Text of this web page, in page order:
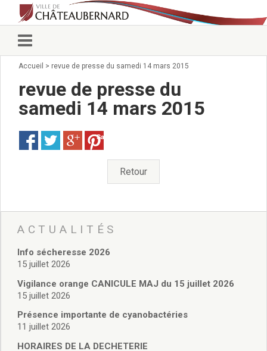
Vie municipale
Conseillers municipaux
Commissions 2026
Arrêtés du Maire
Services municipaux
Pour venir nous voir
administratives
Services Techniques
Affaires Scolaires
Vie associative
Police Municipale/règlementation
Cimetière/réglementation funéraire
Services en ligne
Licences boissons
Accueil > revue de presse du samedi 14 mars 2015
revue de presse du
samedi 14 mars 2015
Save
Retour
ACTUALITÉS
Info sécheresse 2026
15 juillet 2026
Vigilance orange CANICULE MAJ du 15 juillet 2026
15 juillet 2026
Présence importante de cyanobactéries
11 juillet 2026
HORAIRES DE LA DECHETERIE